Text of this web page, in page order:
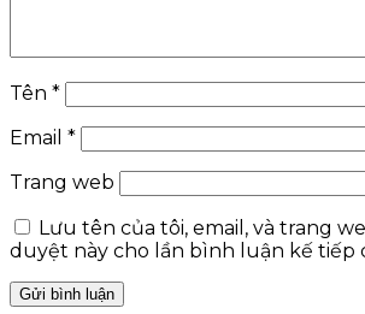
Tên *
Email *
Trang web
Lưu tên của tôi, email, và trang
duyệt này cho lần bình luận kế tiếp